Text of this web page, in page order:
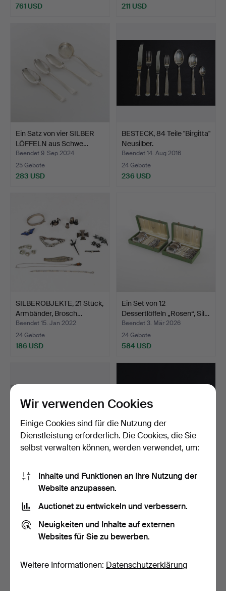
761 USD 211 USD
Ein Satz von vier SILBER
LÖFFELN aus Schwe…
Beendet 9. Sep 2024
25 Gebote
283 USD
BESTECK, 84 Teile "Birgitta"
Neusilber.
Beendet 14. Aug 2016
24 Gebote
236 USD
SILBEROBJEKTE, 21 Stück,
Armbänder, Brosch…
Beendet 15. Jan 2022
24 Gebote
186 USD
Ein Set von 12
Dessertlöffeln „Rosen“, Sil…
Beendet 3. Mär 2026
24 Gebote
584 USD
BESTECK, 105-teilig
"Birgitta" Neusilber.
Beendet 10. Sep 2016
23 Gebote
BJÖRN WECKSTRÖM. b
1935, Lapponia, Halsket…
23 Gebote
Wir verwenden Cookies
Einige Cookies sind für die Nutzung der
Dienstleistung erforderlich. Die Cookies, die Sie
selbst verwalten können, werden verwendet, um:
Inhalte und Funktionen an Ihre Nutzung der
Website anzupassen.
Auctionet zu entwickeln und verbessern.
Neuigkeiten und Inhalte auf externen
Websites für Sie zu bewerben.
Weitere Informationen: Datenschutzerklärung